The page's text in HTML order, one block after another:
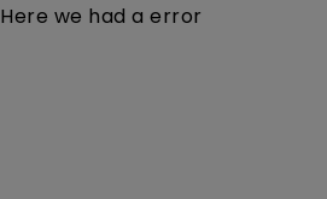
Here we had a error